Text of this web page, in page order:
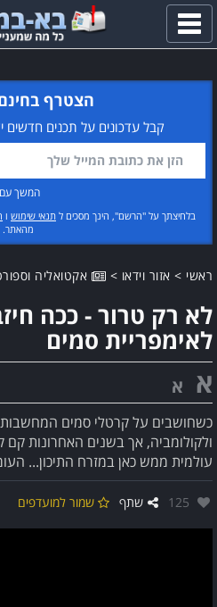
פתח
תפריט
הצטרף
קבל עדכונים על תכנים חדשים
המשך
בלחיצתך על "הרשם", הינך מסכים ל תנאי שימוש ו
מהאתר.
ראשי > אזור וידאו > אקטואליה
לא רק טרור - ככה
לאימפריית סמים
א א
כשחושבים על קרטלי סמים המחשבות
ולקולומביה, אך בשנים האחרונות
עולמית ממש כאן במזרח התיכון...
אהבו:
125 שתף שמור למועדפים